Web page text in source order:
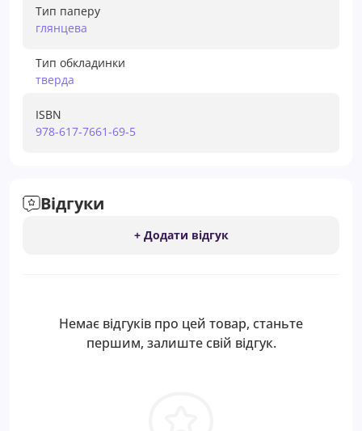
Тип паперу
глянцева
Тип обкладинки
тверда
ISBN
978-617-7661-69-5
Відгуки
+ Додати відгук
Немає відгуків про цей товар, станьте
першим, залиште свій відгук.